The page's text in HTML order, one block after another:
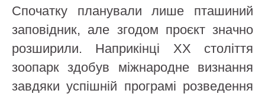
Спочатку планували лише пташиний
заповідник, але згодом проєкт значно
розширили. Наприкінці XX століття
зоопарк здобув міжнародне визнання
завдяки успішній програмі розведення